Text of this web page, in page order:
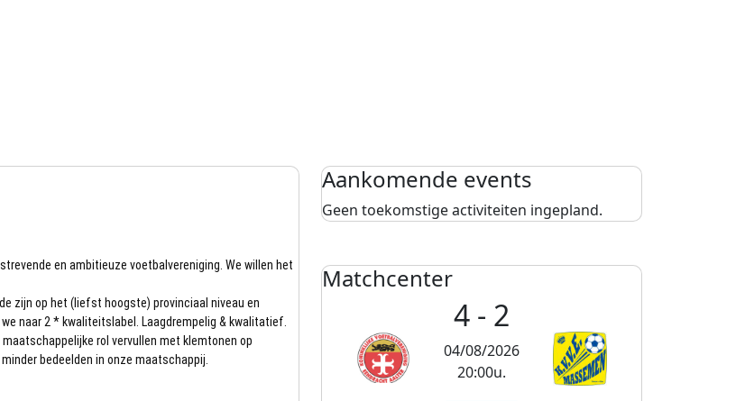
en ambitieuze voetbalvereniging. We willen het
zijn op het (liefst hoogste) provinciaal niveau en
naar 2 * kwaliteitslabel. Laagdrempelig & kwalitatief.
rol vervullen met klemtonen op
bedeelden in onze maatschappij.
Aankomende events
Geen toekomstige activiteiten ingepland.
Matchcenter
4 - 2
04/08/2026
20:00u.